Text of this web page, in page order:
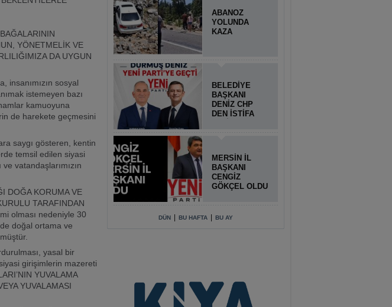
YÖNETMELİK VE
DA UYGUN
insanımızın sosyal
istemeyen bazı
kamuoyuna
de harekete geçmesini
saygı gösteren, kentin
temsil edilen siyasi
vatandaşlarımızın
DOĞA KORUMA VE
TARAFINDAN
olması nedeniyle 30
doğal ortama ve
yasal bir
girişimlerin mazereti
YUVALAMA
YUVALAMASI
ABANOZ
YOLUNDA
KAZA
BELEDİYE
BAŞKANI
DENİZ CHP
DEN İSTİFA
MERSİN İL
BAŞKANI
CENGİZ
GÖKÇEL OLDU
DÜN BU HAFTA BU AY
Selahattin Doludeniz
Yerel Seçimlere Doğru